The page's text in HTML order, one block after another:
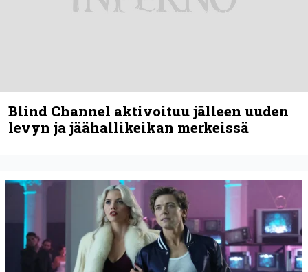
Blind Channel aktivoituu jälleen uuden
levyn ja jäähallikeikan merkeissä